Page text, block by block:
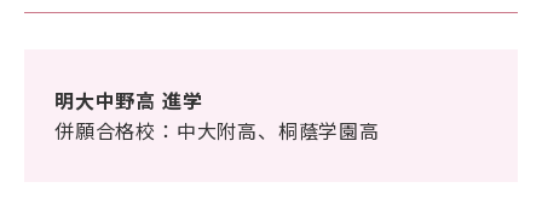
説明会・講習・模試
海外生・帰国生
明大中野高 進学
併願合格校：中大附高、桐蔭学園高